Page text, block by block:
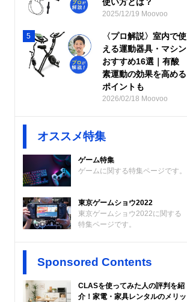
使い方とは？
2025/12/19 Moovoo
5
〈プロ解説〉室内で使
える運動器具・マシン
おすすめ16選｜有酸
素運動の効果を高める
ポイントも
2026/02/18 Moovoo
オススメ特集
ゲーム特集
ゲームに関する特集ページです。
東京ゲームショウ2022
東京ゲームショウ2022に関する
特集ページです。
Sponsored Contents
CLASを使ってみた人の評判を紹
介！家電・家具レンタルのメリッ